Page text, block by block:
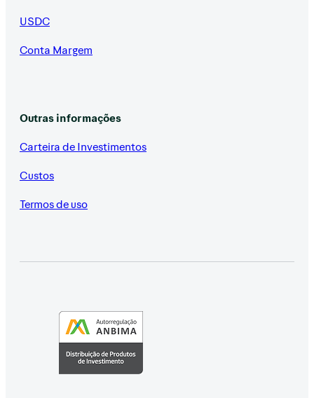
USDC
Conta Margem
Outras informações
Carteira de Investimentos
Custos
Termos de uso